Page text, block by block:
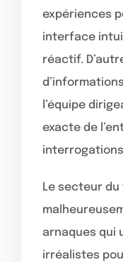
expériences
interface
réactif.
l’équipe
exacte de
Le secteur
arnaques qui
irréalistes